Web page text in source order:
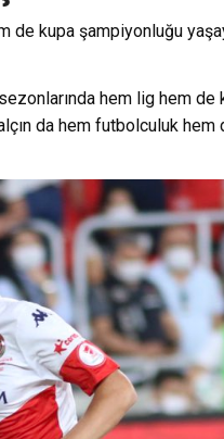
de kupa şampiyonluğu
hem lig hem de
da hem futbolculuk